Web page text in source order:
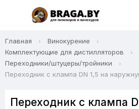
Главная
Винокурение
Комплектующие для дистилляторов
Переходники/штуцеры/тройники
Переходник с клампа DN 1,5 на
Переходник с клампа